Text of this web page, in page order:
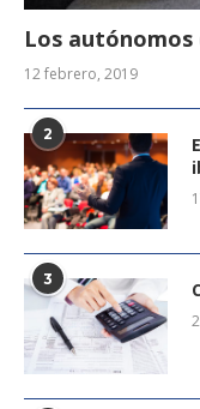
Los autónomos
12 febrero, 2019
2
3